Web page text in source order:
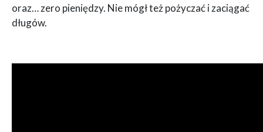
oraz… zero pieniędzy. Nie mógł też pożyczać i zaciągać
długów.